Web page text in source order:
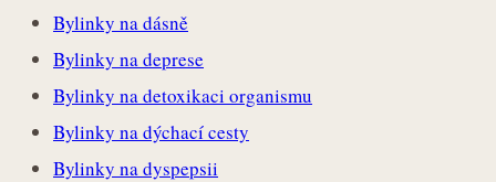
Bylinky na dásně
Bylinky na deprese
Bylinky na detoxikaci organismu
Bylinky na dýchací cesty
Bylinky na dyspepsii